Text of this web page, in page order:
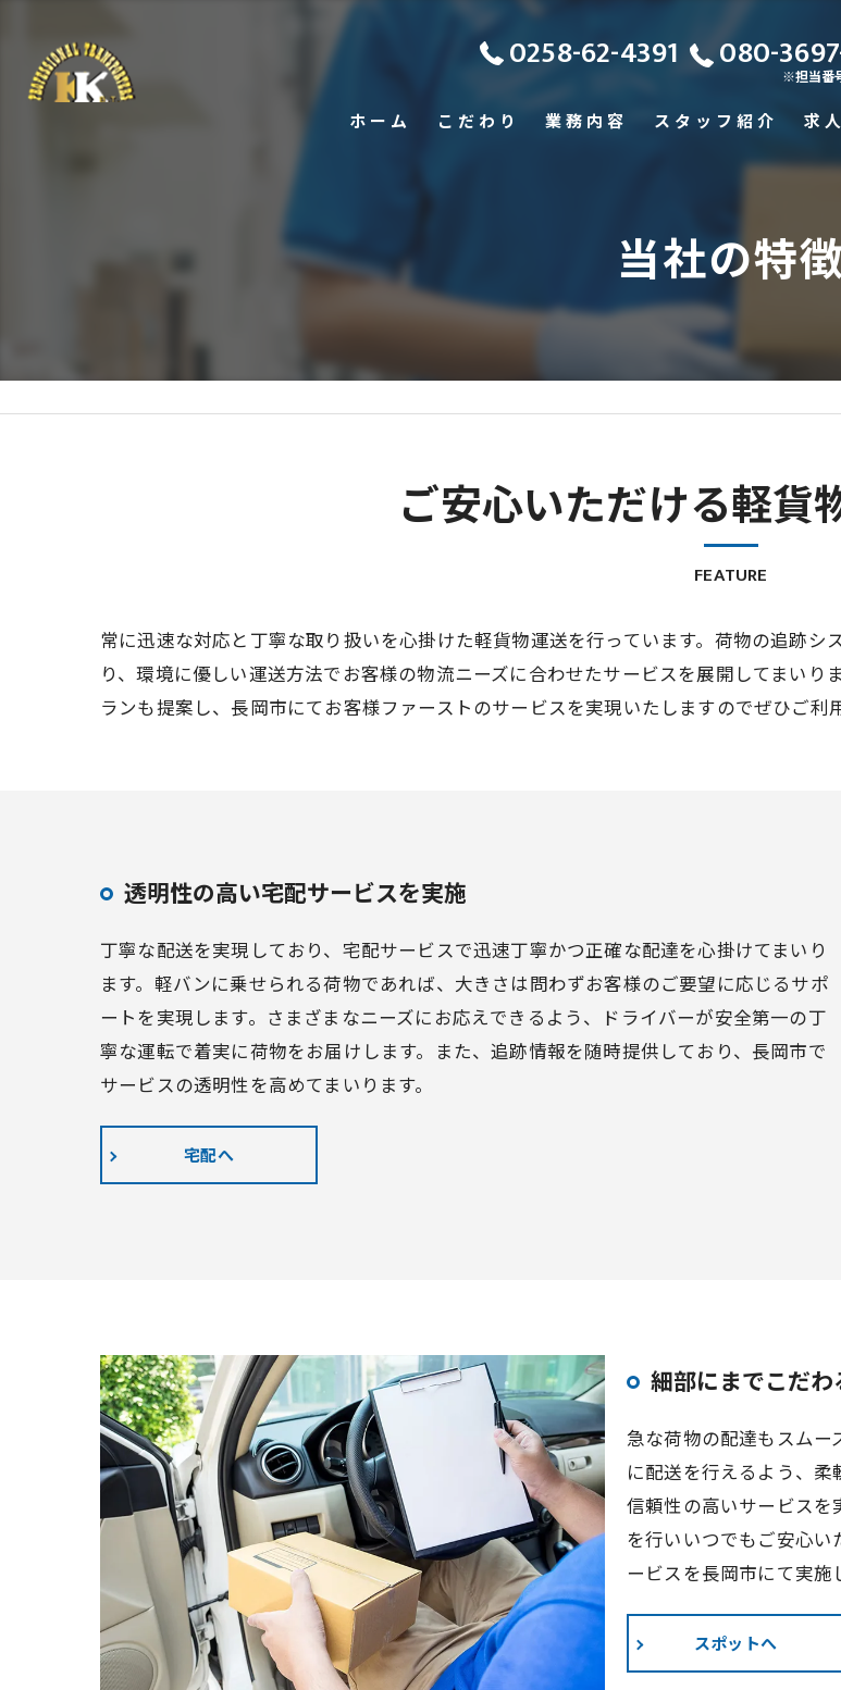
0258-62-4391 080- ※担当番
ホーム こだわり 業務内容 スタッフ紹介 求
当社の特徴
ご安心いただける軽貨
FEATURE
常に迅速な対応と丁寧な取り扱いを心掛けた軽貨物運送を行っています。荷物の追跡
り、環境に優しい運送方法でお客様の物流ニーズに合わせたサービスを展開してまい
ランも提案し、長岡市にてお客様ファーストのサービスを実現いたしますのでぜひご利
透明性の高い宅配サービスを実施
丁寧な配送を実現しており、宅配サービスで迅速丁寧かつ正確な配達を心掛けてまいり
ます。軽バンに乗せられる荷物であれば、大きさは問わずお客様のご要望に応じるサポ
ートを実現します。さまざまなニーズにお応えできるよう、ドライバーが安全第一の丁
寧な運転で着実に荷物をお届けします。また、追跡情報を随時提供しており、長岡市で
サービスの透明性を高めてまいります。
宅配へ
細部にまでこだ
急な荷物の配達もスムー
に配送を行えるよう、
信頼性の高いサービス
を行いいつでもご安心
ービスを長岡市にて実施
スポットへ